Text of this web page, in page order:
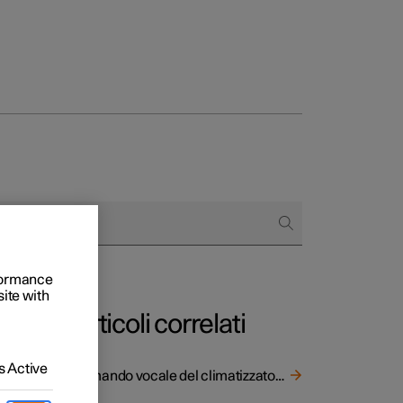
finanziamento
voce.
Articoli correlati
Comando vocale del climatizzatore
with
Active